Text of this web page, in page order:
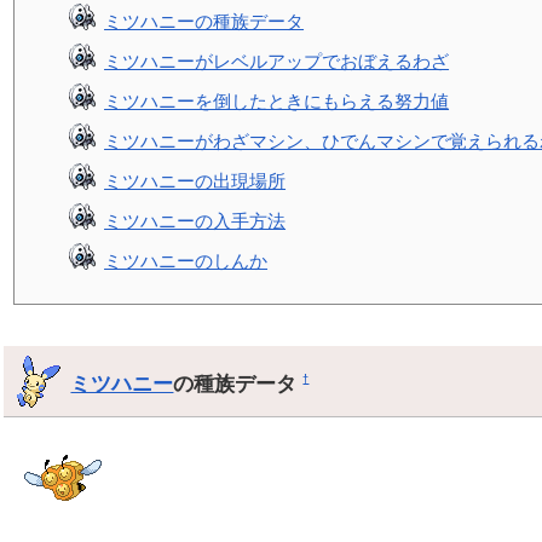
ミツハニーの種族データ
ミツハニーがレベルアップでおぼえるわざ
ミツハニーを倒したときにもらえる努力値
ミツハニーがわざマシン、ひでんマシンで覚えられ
ミツハニーの出現場所
ミツハニーの入手方法
ミツハニーのしんか
ミツハニーの種族データ†